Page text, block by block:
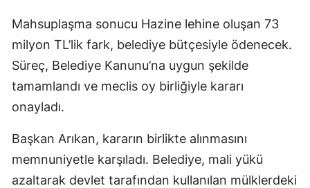
Mahsuplaşma sonucu Hazine lehine oluşan 73
milyon TL’lik fark, belediye bütçesiyle ödenecek.
Süreç, Belediye Kanunu’na uygun şekilde
tamamlandı ve meclis oy birliğiyle kararı
onayladı.
Başkan Arıkan, kararın birlikte alınmasını
memnuniyetle karşıladı. Belediye, mali yükü
azaltarak devlet tarafından kullanılan mülklerdeki